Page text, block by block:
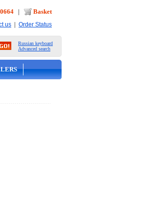
| Basket
us | Order Status
Russian keyboard
Advanced search